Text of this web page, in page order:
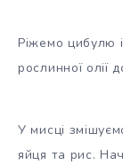
Ріжемо цибулю
рослинної олії
У мисці
яйця та рис.